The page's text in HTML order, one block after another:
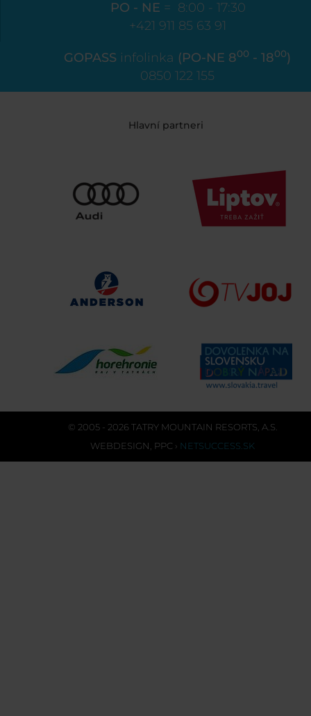
PO - NE = 8:00 - 17:30
+421 911 85 63 91
GOPASS infolinka (PO-NE 800 - 1800)
0850 122 155
Hlavní partneri
© 2005 - 2026 TATRY MOUNTAIN RESORTS, A.S.
WEBDESIGN PPC › NETSUCCESS.SK